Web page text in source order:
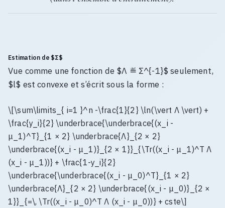
Estimation de $Σ$
Vue comme une fonction de $Λ ≝ Σ^{-1}$ seulement,
$l$ est convexe et s’écrit sous la forme :
\[\sum\limits_{ i=1 }^n -\frac{1}{2} \ln(\vert Λ \vert) +
\frac{y_i}{2} \underbrace{\underbrace{(x_i -
μ_1)^T}_{1 × 2} \underbrace{Λ}_{2 × 2}
\underbrace{(x_i - μ_1)}_{2 × 1}}_{\Tr((x_i - μ_1)^T Λ
(x_i - μ_1))} + \frac{1-y_i}{2}
\underbrace{\underbrace{(x_i - μ_0)^T}_{1 × 2}
\underbrace{Λ}_{2 × 2} \underbrace{(x_i - μ_0)}_{2 ×
1}}_{=\, \Tr((x_i - μ_0)^T Λ (x_i - μ_0))} + cste\]